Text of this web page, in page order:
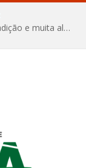
Afuá comemora 136 anos com orgulho, tradição e muita alegria na Quadra Dr. Nelson Salomão